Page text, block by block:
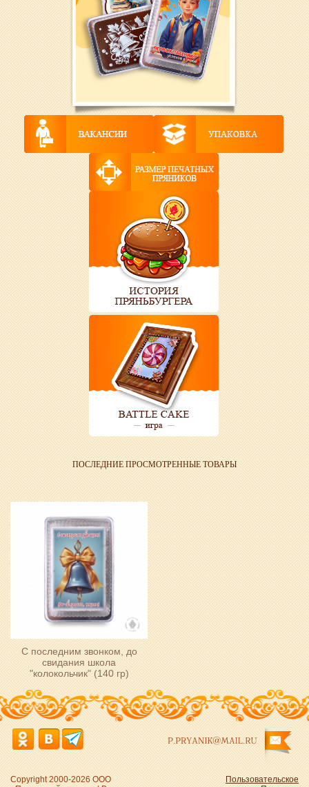
ПОСЛЕДНИЕ ПРОСМОТРЕННЫЕ ТОВАРЫ
С последним звонком, до
свидания школа
"колокольчик" (140 гр)
Copyright 2000-2026 ООО
Пользовательское